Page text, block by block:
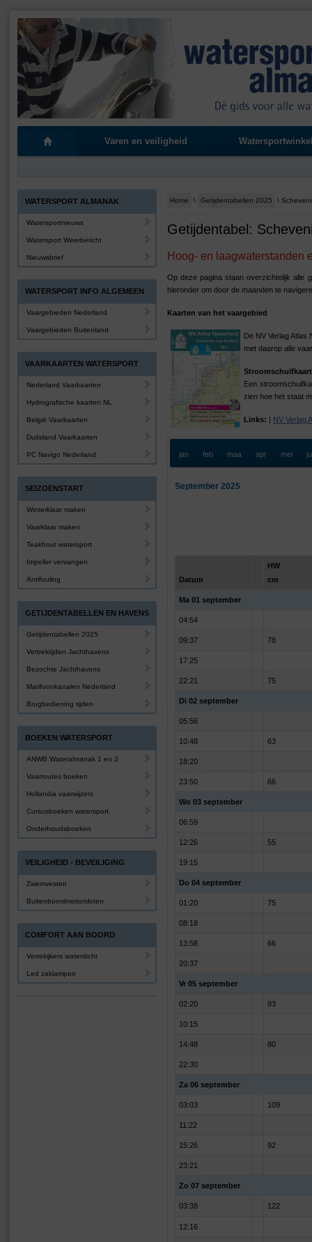
Varen en veiligheid
Home \ Getijdentabellen 2025 \
Getijdentabel:
Hoog- en laagwaterstanden
Op deze pagina staan overzichtelijk alle
hieronder om door de maanden te
Kaarten van het vaargebied
De NV Verlag
met daarop alle
Stroomschuifkaart
Een
zien hoe het staat
Links: | NV Verlag
jan feb maa apr mei
September 2025
Datum
HW
cm
Ma 01 september
04:54
09:37 78
17:25
22:21 75
Di 02 september
05:56
10:48 63
18:20
23:50 66
Wo 03 september
06:59
12:26 55
19:15
Do 04 september
01:20 75
08:18
13:58 66
20:37
Vr 05 september
02:20 93
10:15
14:48 80
22:30
Za 06 september
03:03 109
11:22
15:26 92
23:21
Zo 07 september
03:38 122
12:16
WATERSPORT ALMANAK
Watersportnieuws
Watersport Weerbericht
Nieuwsbrief
WATERSPORT INFO ALGEMEEN
Vaargebieden Nederland
Vaargebieden Buitenland
VAARKAARTEN WATERSPORT
Nederland Vaarkaarten
Hydrografische kaarten NL
België Vaarkaarten
Duitsland Vaarkaarten
PC Navigo Nederland
SEIZOENSTART
Winterklaar maken
Vaarklaar maken
Teakhout watersport
Impeller vervangen
Antifouling
GETIJDENTABELLEN EN HAVENS
Getijdentabellen 2025
Vertrektijden Jachthavens
Bezochte Jachthavens
Marifoonkanalen Nederland
Brugbediening tijden
BOEKEN WATERSPORT
ANWB Wateralmanak 1 en 2
Vaarroutes boeken
Hollandia vaarwijzers
Cursusboeken watersport
Onderhoudsboeken
VEILIGHEID - BEVEILIGING
Zwemvesten
Buitenboordmotorsloten
COMFORT AAN BOORD
Verrekijkers waterdicht
Led zaklampen